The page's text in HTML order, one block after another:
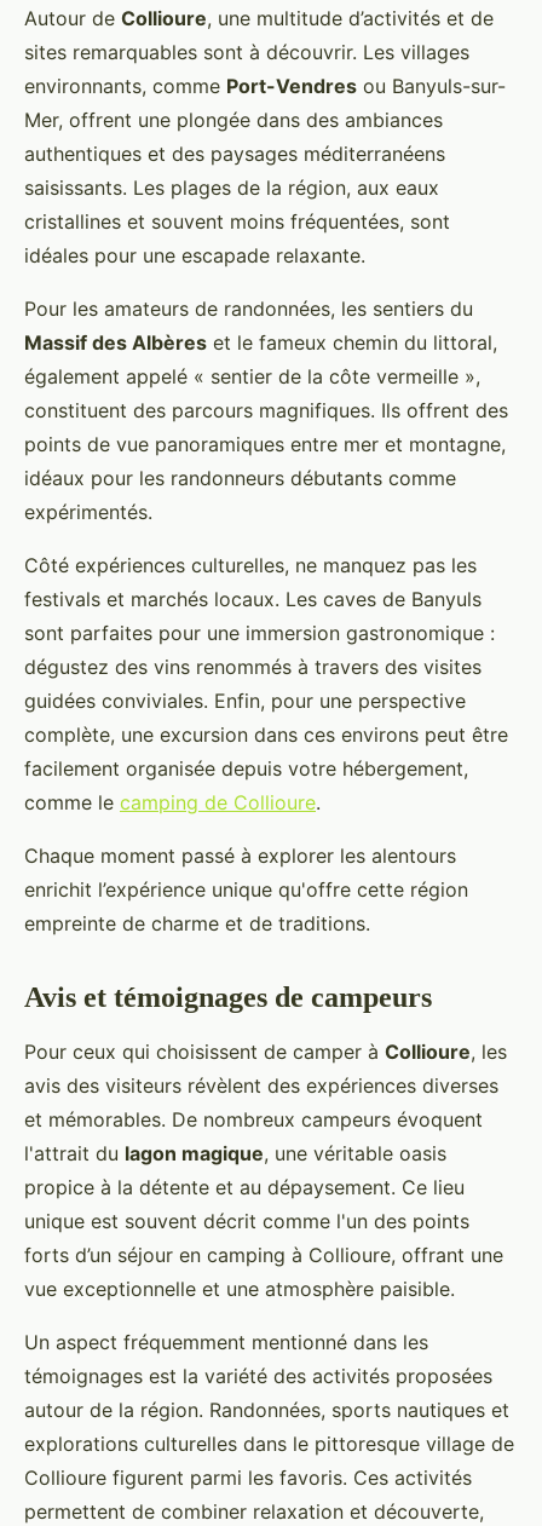
Autour de Collioure, une multitude d’activités et de
sites remarquables sont à découvrir. Les villages
environnants, comme Port-Vendres ou Banyuls-sur-
Mer, offrent une plongée dans des ambiances
authentiques et des paysages méditerranéens
saisissants. Les plages de la région, aux eaux
cristallines et souvent moins fréquentées, sont
idéales pour une escapade relaxante.
Pour les amateurs de randonnées, les sentiers du
Massif des Albères et le fameux chemin du littoral,
également appelé « sentier de la côte vermeille »,
constituent des parcours magnifiques. Ils offrent des
points de vue panoramiques entre mer et montagne,
idéaux pour les randonneurs débutants comme
expérimentés.
Côté expériences culturelles, ne manquez pas les
festivals et marchés locaux. Les caves de Banyuls
sont parfaites pour une immersion gastronomique :
dégustez des vins renommés à travers des visites
guidées conviviales. Enfin, pour une perspective
complète, une excursion dans ces environs peut être
facilement organisée depuis votre hébergement,
comme le camping de Collioure.
Chaque moment passé à explorer les alentours
enrichit l’expérience unique qu'offre cette région
empreinte de charme et de traditions.
Avis et témoignages de campeurs
Pour ceux qui choisissent de camper à Collioure, les
avis des visiteurs révèlent des expériences diverses
et mémorables. De nombreux campeurs évoquent
l'attrait du lagon magique, une véritable oasis
propice à la détente et au dépaysement. Ce lieu
unique est souvent décrit comme l'un des points
forts d’un séjour en camping à Collioure, offrant une
vue exceptionnelle et une atmosphère paisible.
Un aspect fréquemment mentionné dans les
témoignages est la variété des activités proposées
autour de la région. Randonnées, sports nautiques et
explorations culturelles dans le pittoresque village de
Collioure figurent parmi les favoris. Ces activités
permettent de combiner relaxation et découverte,